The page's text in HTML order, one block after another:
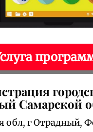
Самарской
обл, г Отрадный,